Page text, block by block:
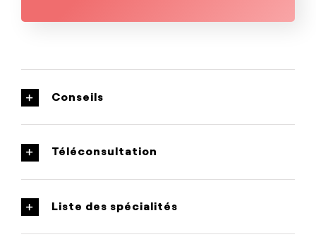
Conseils
Téléconsultation
Liste des spécialités